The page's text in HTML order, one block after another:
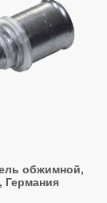
обжимной,
Германия